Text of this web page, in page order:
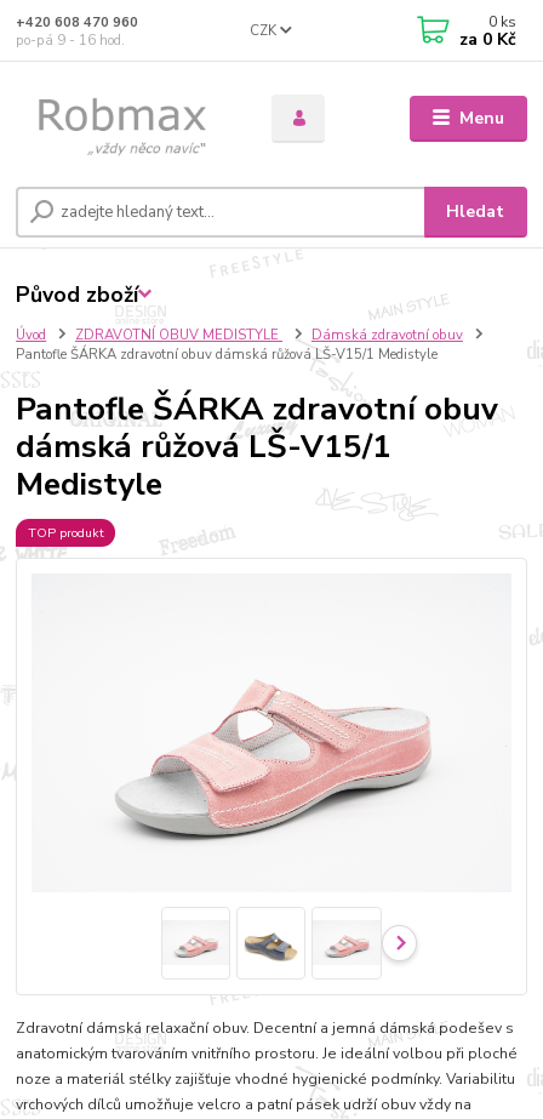
Menu
CZK
Hledat
+420 608 470 960
po-pá 9 - 16 hod.
0 ks
za 0 Kč
Úvod ZDRAVOTNÍ OBUV MEDISTYLE
Dámská zdravotní obuv
Pantofle ŠÁRKA zdravotní obuv dámská růžová LŠ-V15/1 Medistyle
Pantofle ŠÁRKA zdravotní obuv
dámská růžová LŠ-V15/1
Medistyle
TOP produkt
Zdravotní dámská relaxační obuv. Decentní a jemná dámská podešev s
anatomickým tvarováním vnitřního prostoru. Je ideální volbou při ploché
noze a materiál stélky zajišťuje vhodné hygienické podmínky. Variabilitu
vrchových dílců umožňuje velcro a patní pásek udrží obuv vždy na
Původ zboží